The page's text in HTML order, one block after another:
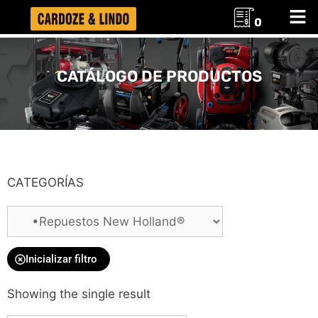
0
CATÁLOGO DE PRODUCTOS
CATEGORÍAS
Inicializar filtro
Showing the single result